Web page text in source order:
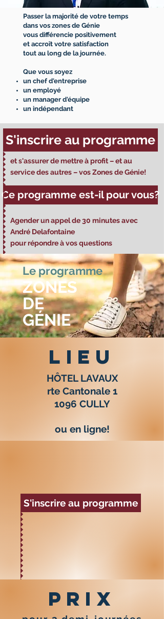
Passer la majorité de votre temps
dans vos zones de Génie
vous différencie positivement
et accroît votre satisfaction
tout au long de la journée.
Que vous soyez
un chef d'entreprise
un employé
un manager d'équipe
un indépendant
S'inscrire au programme
et s'assurer de mettre à profit – et au
service des autres – vos Zones de Génie!
Ce programme est-il pour vous?
Agender un appel de 30 minutes avec
André Delafontaine
pour répondre à vos questions
Le programme
ZONES
DE
GÉNIE
LIEU
HÔTEL LAVAUX
rte Cantonale 1
1096 CULLY
ou en ligne!
S'inscrire au programme
PRIX